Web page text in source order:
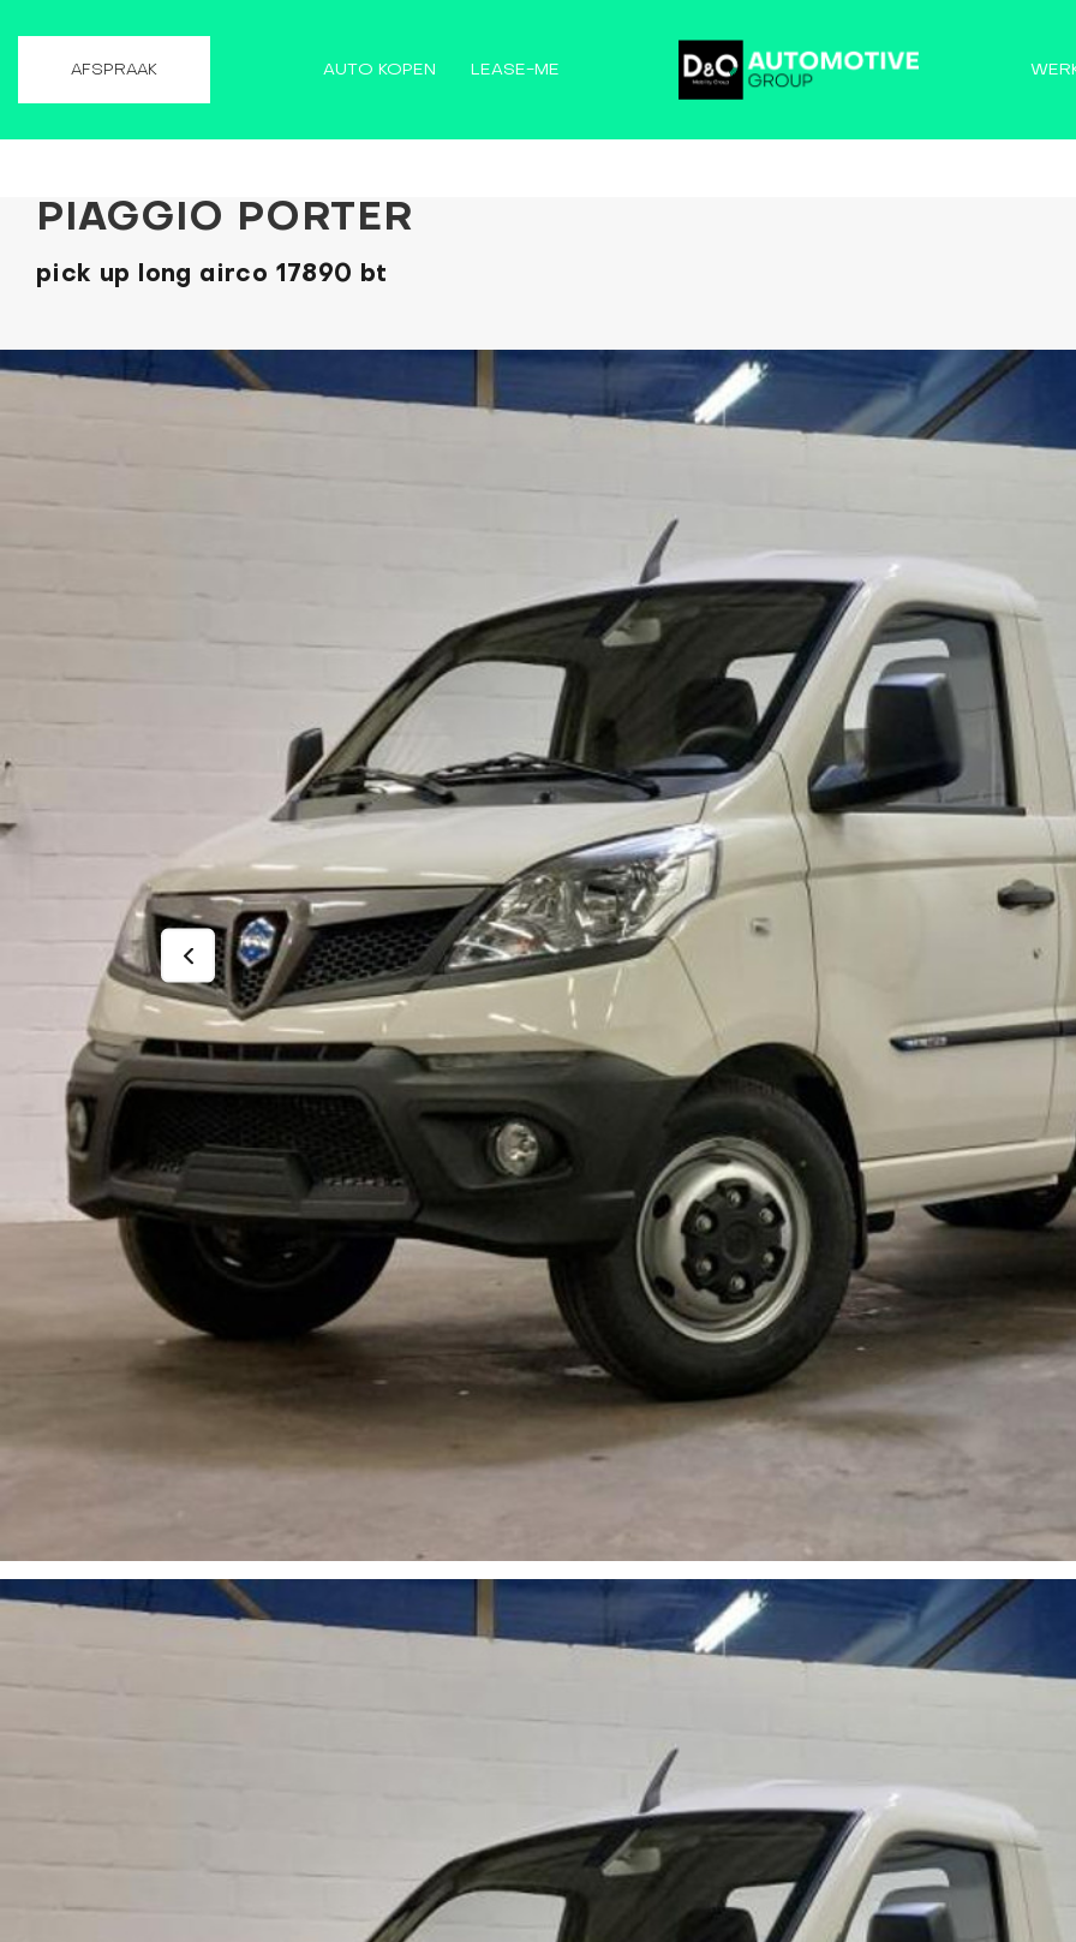
AFSPRAAK AUTO KOPEN LEASE-ME
PIAGGIO PORTER
pick up long airco 17890 bt